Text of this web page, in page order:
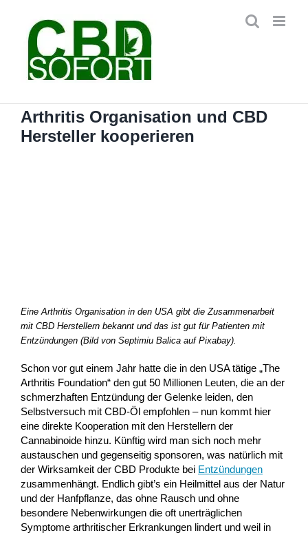
springen
Arthritis Organisation und CBD
Hersteller kooperieren
Eine Arthritis Organisation in den USA gibt die Zusammenarbeit
mit CBD Herstellern bekannt und das ist gut für Patienten mit
Entzündungen (Bild von Septimiu Balica auf Pixabay).
Schon vor gut einem Jahr hatte die in den USA tätige „The
Arthritis Foundation“ den gut 50 Millionen Leuten, die an der
schmerzhaften Entzündung der Gelenke leiden, den
Selbstversuch mit CBD-Öl empfohlen – nun kommt hier
eine direkte Kooperation mit den Herstellern der
Cannabinoide hinzu. Künftig wird man sich noch mehr
austauschen und gegenseitig sponsoren, was natürlich mit
der Wirksamkeit der CBD Produkte bei Entzündungen
zusammenhängt. Endlich gibt’s ein Heilmittel aus der Natur
und der Hanfpflanze, das ohne Rausch und ohne
besondere Nebenwirkungen die oft unerträglichen
Symptome arthritischer Erkrankungen lindert und weil in